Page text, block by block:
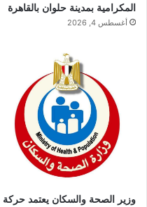
المكرامية بمدينة حلوان بالقاهرة
أغسطس 4, 2026
وزير الصحة والسكان يعتمد حركة